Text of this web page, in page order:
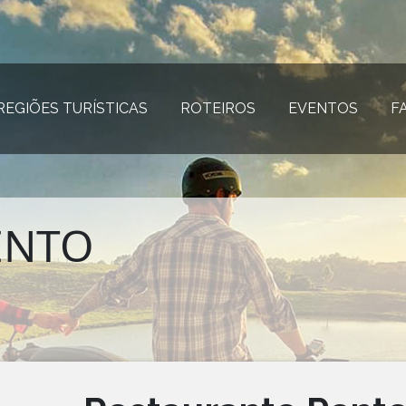
TURÍSTICAS (página atual)
ROTEIROS (página atual)
EVENTOS